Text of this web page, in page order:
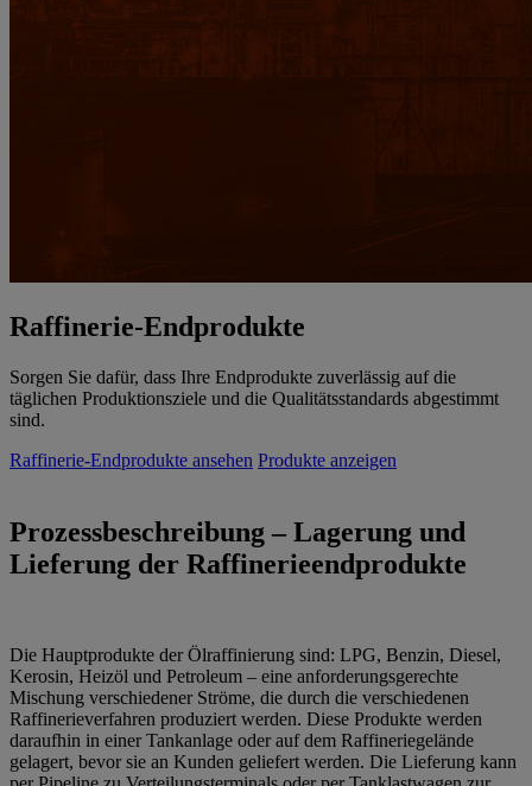
Raffinerie-Endprodukte
Sorgen Sie dafür, dass Ihre Endprodukte zuverlässig auf die
täglichen Produktionsziele und die Qualitätsstandards abgestimmt
sind.
Raffinerie-Endprodukte ansehen Produkte anzeigen
Prozessbeschreibung – Lagerung und
Lieferung der Raffinerieendprodukte
Die Hauptprodukte der Ölraffinierung sind: LPG, Benzin, Diesel,
Kerosin, Heizöl und Petroleum – eine anforderungsgerechte
Mischung verschiedener Ströme, die durch die verschiedenen
Raffinerieverfahren produziert werden. Diese Produkte werden
daraufhin in einer Tankanlage oder auf dem Raffineriegelände
gelagert, bevor sie an Kunden geliefert werden. Die Lieferung kann